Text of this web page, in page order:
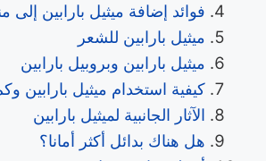
فوائد إضافة ميثيل بارابين إلى
ميثيل بارابين للشعر
ميثيل بارابين وبروبيل بارابين
كيفية استخدام ميثيل بارابين
الآثار الجانبية لميثيل بارابين
هل هناك بدائل أكثر أمانا؟